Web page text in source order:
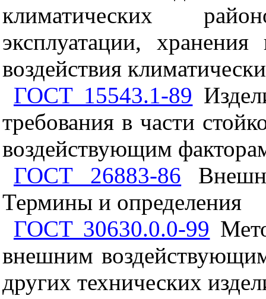
климатических
эксплуатации,
воздействия
ГОСТ 15543.1-89
требования в части
воздействующим
ГОСТ 26883-86
Термины и определения
ГОСТ 30630.0.0-99
внешним
других технических